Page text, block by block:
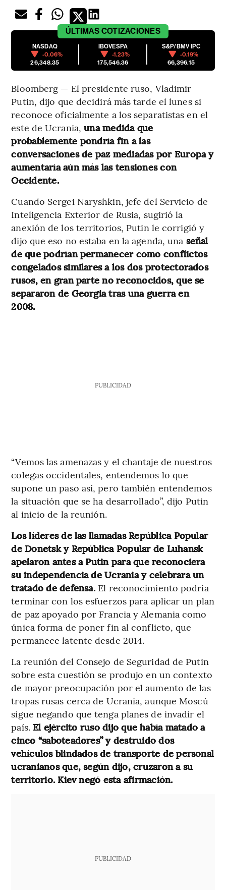
ÚLTIMAS COTIZACIONES
NASDAQ
-0.06%
26,348.35
IBOVESPA
-1.23%
175,546.36
S&P/BMV IPC
-0.19%
66,396.15
Bloomberg — El presidente ruso, Vladimir
Putin, dijo que decidirá más tarde el lunes si
reconoce oficialmente a los separatistas en el
este de Ucrania, una medida que
probablemente pondría fin a las
conversaciones de paz mediadas por Europa y
aumentaría aún más las tensiones con
Occidente.
Cuando Sergei Naryshkin, jefe del Servicio de
Inteligencia Exterior de Rusia, sugirió la
anexión de los territorios, Putin le corrigió y
dijo que eso no estaba en la agenda, una señal
de que podrían permanecer como conflictos
congelados similares a los dos protectorados
rusos, en gran parte no reconocidos, que se
separaron de Georgia tras una guerra en
2008.
PUBLICIDAD
“Vemos las amenazas y el chantaje de nuestros
colegas occidentales, entendemos lo que
supone un paso así, pero también entendemos
la situación que se ha desarrollado”, dijo Putin
al inicio de la reunión.
Los líderes de las llamadas República Popular
de Donetsk y República Popular de Luhansk
apelaron antes a Putin para que reconociera
su independencia de Ucrania y celebrara un
tratado de defensa. El reconocimiento podría
terminar con los esfuerzos para aplicar un plan
de paz apoyado por Francia y Alemania como
única forma de poner fin al conflicto, que
permanece latente desde 2014.
La reunión del Consejo de Seguridad de Putin
sobre esta cuestión se produjo en un contexto
de mayor preocupación por el aumento de las
tropas rusas cerca de Ucrania, aunque Moscú
sigue negando que tenga planes de invadir el
país. El ejército ruso dijo que había matado a
cinco “saboteadores” y destruido dos
vehículos blindados de transporte de personal
ucranianos que, según dijo, cruzaron a su
territorio. Kiev negó esta afirmación.
PUBLICIDAD